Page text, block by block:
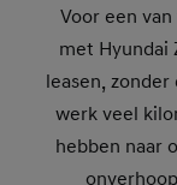
Voor een
met Hyundai
leasen,
werk veel
hebben naar